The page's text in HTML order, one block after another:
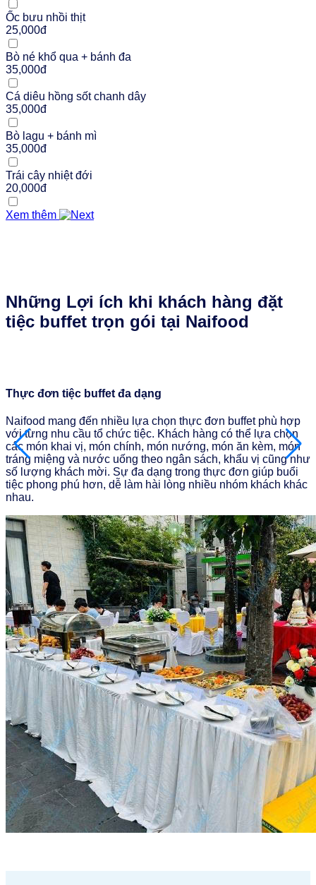
Ốc bưu nhồi thịt
25,000đ
Bò né khổ qua + bánh đa
35,000đ
Cá diêu hồng sốt chanh dây
35,000đ
Bò lagu + bánh mì
35,000đ
Trái cây nhiệt đới
20,000đ
Xem thêm
Những Lợi ích khi khách hàng đặt
tiệc buffet trọn gói tại Naifood
Thực đơn tiệc buffet đa dạng
Naifood mang đến nhiều lựa chọn thực đơn buffet phù hợp
với từng nhu cầu tổ chức tiệc. Khách hàng có thể lựa chọn
các món khai vị, món chính, món nướng, món ăn kèm, món
tráng miệng và nước uống theo ngân sách, khẩu vị cũng như
số lượng khách mời. Sự đa dạng trong thực đơn giúp buổi
tiệc phong phú hơn, dễ làm hài lòng nhiều nhóm khách khác
nhau.